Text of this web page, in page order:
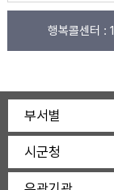
행복콜센터 :
부서별
시군청